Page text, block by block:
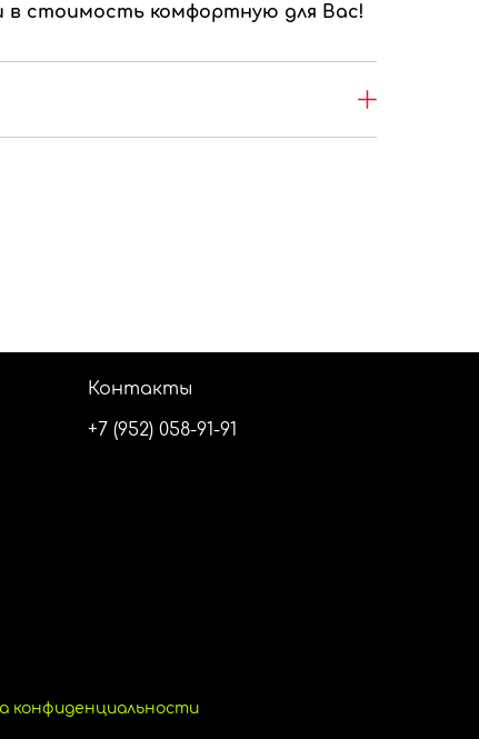
стоимость комфортную для Вас!
Контакты
+7 (952) 058-91-91
конфиденциальности